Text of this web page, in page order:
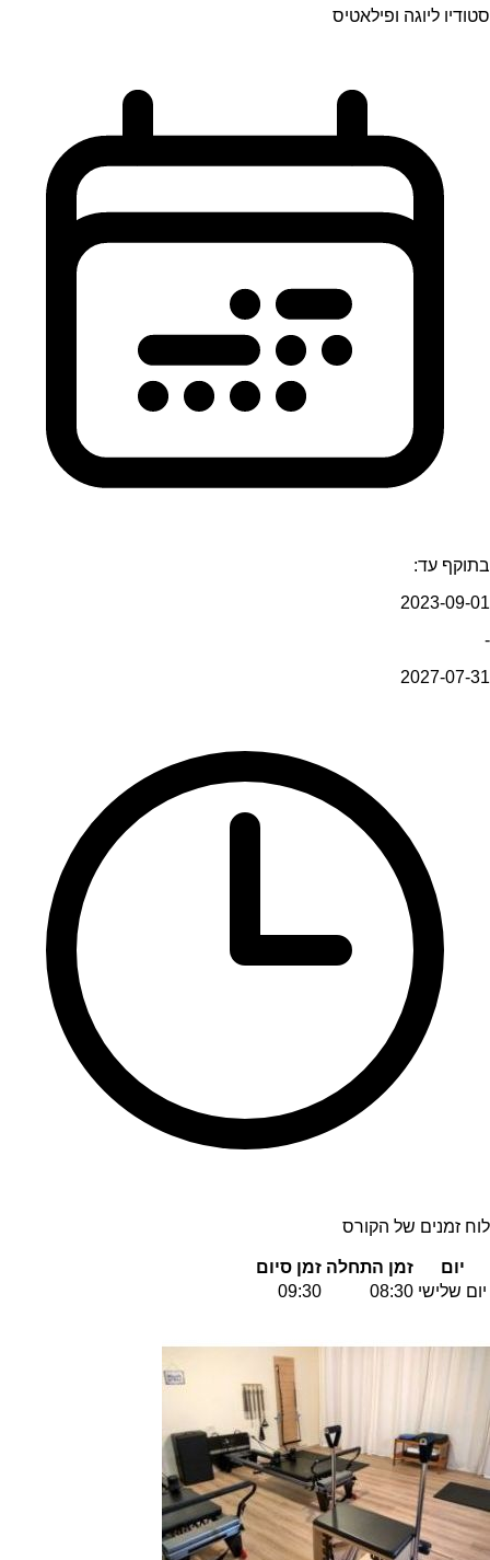
סטודיו ליוגה ופילאטיס
בתוקף עד:
2023-09-01
-
2027-07-31
לוח זמנים של הקורס
יום זמן התחלה זמן סיום
יום שלישי 08:30
09:30